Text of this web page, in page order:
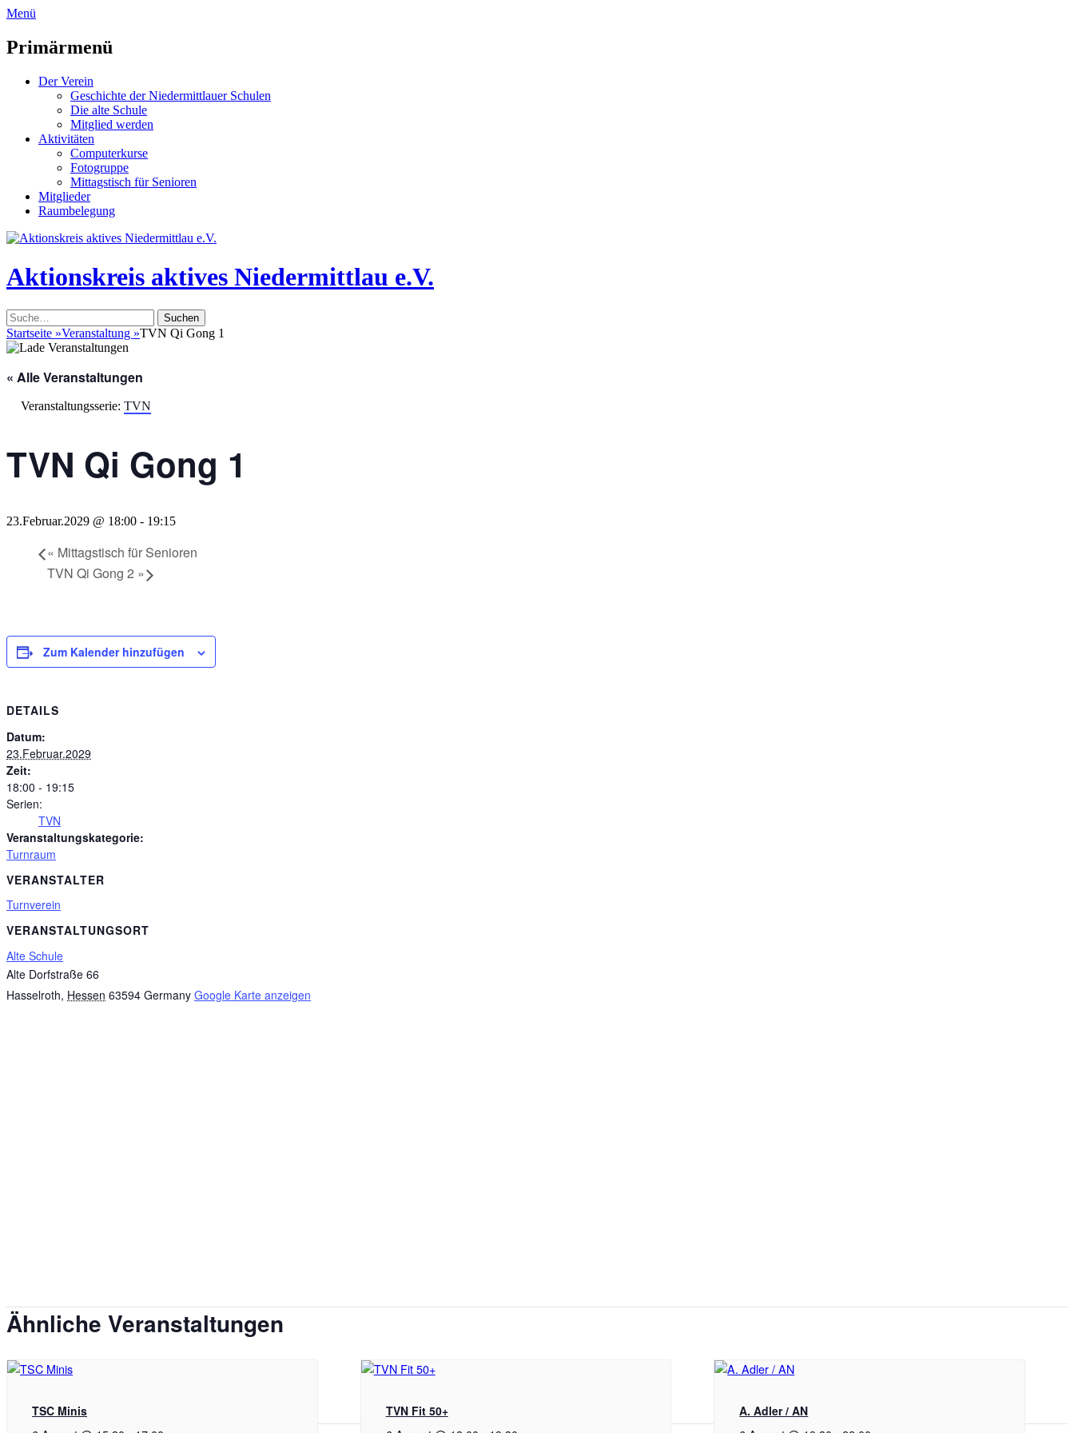
zum
überspringen
Menü
Primärmenü
Der Verein
Geschichte der Niedermittlauer Schulen
Die alte Schule
Mitglied werden
Aktivitäten
Computerkurse
Fotogruppe
Mittagstisch für Senioren
Mitglieder
Raumbelegung
Header
Aktionskreis aktives Niedermittlau e.V.
Suche
nach:
Startseite »Veranstaltung »TVN Qi Gong 1
« Alle Veranstaltungen
Veranstaltungsserie: TVN
TVN Qi Gong 1
23.Februar.2029 @ 18:00 - 19:15
« Mittagstisch für Senioren
TVN Qi Gong 2 »
Zum Kalender hinzufügen
DETAILS
Datum:
23.Februar.2029
Zeit:
18:00 - 19:15
Serien:
TVN
Veranstaltungskategorie:
Turnraum
VERANSTALTER
Turnverein
VERANSTALTUNGSORT
Alte Schule
Alte Dorfstraße 66
Hasselroth, Hessen 63594 Germany Google Karte anzeigen
Ähnliche Veranstaltungen
TSC Minis TVN Fit 50+ A. Adler / AN